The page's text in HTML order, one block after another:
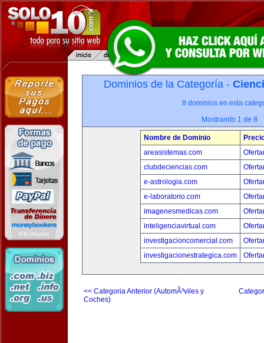
Dominios de la Categoría -
8 dominios en esta
Mostrando 1 de 8
Nombre de Dominio
areasistemas.com
clubdeciencias.com
e-astrologia.com
e-laboratorio.com
imagenesmedicas.com
inteligenciavirtual.com
investigacioncomercial.com
investigacionestrategica.com
<< Categoria Anterior (AutomÃ³viles y
Coches)